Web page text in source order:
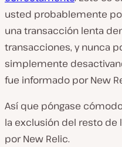
usted probablemente
una transacción lenta
transacciones, y nunca
simplemente
fue informado por New
Así que póngase
la exclusión del resto
por New Relic.